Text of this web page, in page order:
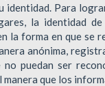
identidad. Para
la identidad
la forma en que se
anónima,
puedan ser
que los